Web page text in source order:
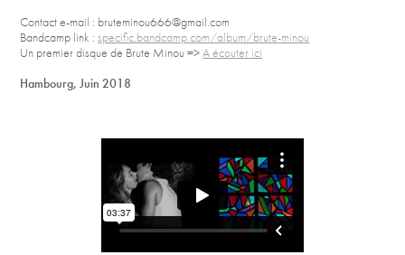
Contact e-mail : bruteminou666@gmail.com
Bandcamp link :specific.bandcamp.com/album/brute-minou
Un premier disque de Brute Minou =>A écouter ici
Hambourg, Juin 2018